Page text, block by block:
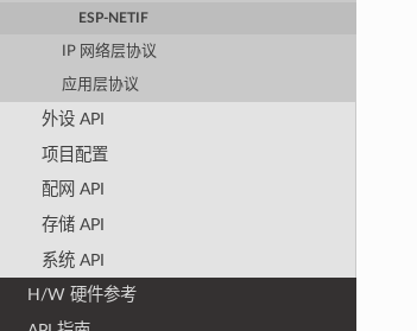
ESP-NETIF
IP 网络层协议
应用层协议
外设 API
项目配置
配网 API
存储 API
系统 API
H/W 硬件参考